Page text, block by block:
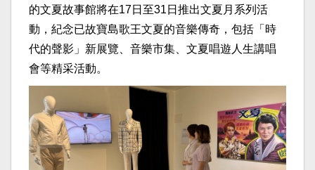
的文夏故事館將在17日至31日推出文夏月系列活
動，紀念已故寶島歌王文夏的音樂傳奇，包括「時
代的聲影」新展覽、音樂市集、文夏唱遊人生講唱
會等精采活動。